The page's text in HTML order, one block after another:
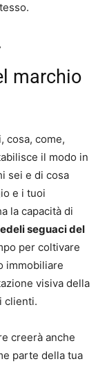
marchio
cosa, come,
il modo in
sei e di cosa
e i tuoi
la capacità di
seguaci del
per coltivare
immobiliare
visiva della
clienti.
creerà anche
parte della tua